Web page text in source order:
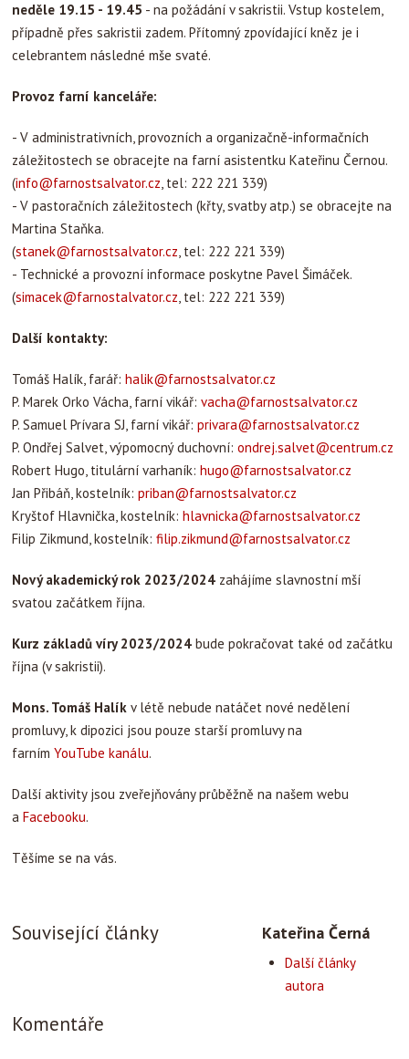
neděle 19.15 - 19.45 - na požádání v sakristii. Vstup kostelem,
případně přes sakristii zadem. Přítomný zpovídající kněz je i
celebrantem následné mše svaté.
Provoz farní kanceláře:
- V administrativních, provozních a organizačně-informačních
záležitostech se obracejte na farní asistentku Kateřinu Černou.
(info@farnostsalvator.cz, tel: 222 221 339)
- V pastoračních záležitostech (křty, svatby atp.) se obracejte na
Martina Staňka.
(stanek@farnostsalvator.cz, tel: 222 221 339)
- Technické a provozní informace poskytne Pavel Šimáček.
(simacek@farnostalvator.cz, tel: 222 221 339)
Další kontakty:
Tomáš Halík, farář: halik@farnostsalvator.cz
P. Marek Orko Vácha, farní vikář: vacha@farnostsalvator.cz
P. Samuel Prívara SJ, farní vikář: privara@farnostsalvator.cz
P. Ondřej Salvet, výpomocný duchovní: ondrej.salvet@centrum.cz
Robert Hugo, titulární varhaník: hugo@farnostsalvator.cz
Jan Přibáň, kostelník: priban@farnostsalvator.cz
Kryštof Hlavnička, kostelník: hlavnicka@farnostsalvator.cz
Filip Zikmund, kostelník: filip.zikmund@farnostsalvator.cz
Nový akademický rok 2023/2024 zahájíme slavnostní mší
svatou začátkem října.
Kurz základů víry 2023/2024 bude pokračovat také od začátku
října (v sakristii).
Mons. Tomáš Halík v létě nebude natáčet nové nedělení
promluvy, k dipozici jsou pouze starší promluvy na
farním YouTube kanálu.
Další aktivity jsou zveřejňovány průběžně na našem webu
a Facebooku.
Těšíme se na vás.
Související články Kateřina Černá
Další články
autora
Komentáře